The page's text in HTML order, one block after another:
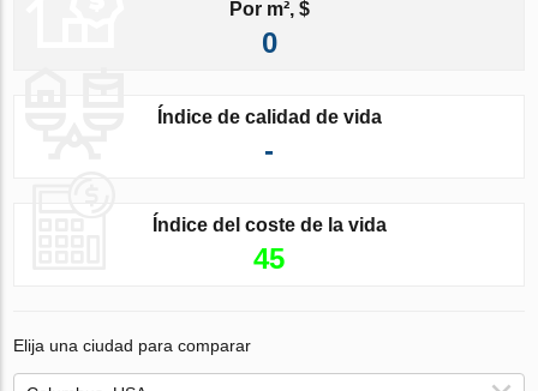
Por m², $
0
Índice de calidad de vida
-
Índice del coste de la vida
45
Elija una ciudad para comparar